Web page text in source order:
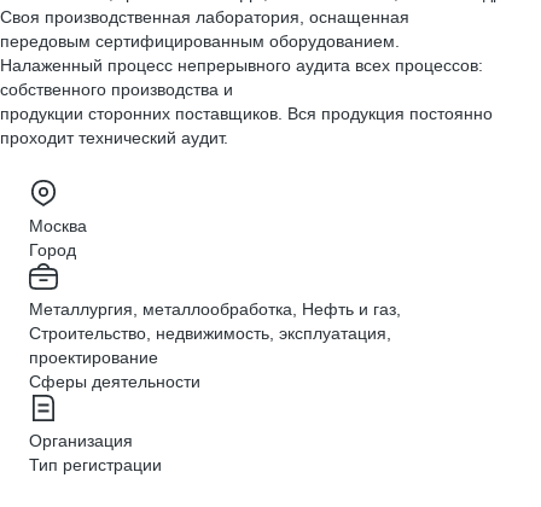
Своя производственная лаборатория, оснащенная
передовым сертифицированным оборудованием.
Налаженный процесс непрерывного аудита всех процессов:
собственного производства и
продукции сторонних поставщиков. Вся продукция постоянно
проходит технический аудит.
Москва
Город
Металлургия, металлообработка, Нефть и газ,
Строительство, недвижимость, эксплуатация,
проектирование
Сферы деятельности
Организация
Тип регистрации